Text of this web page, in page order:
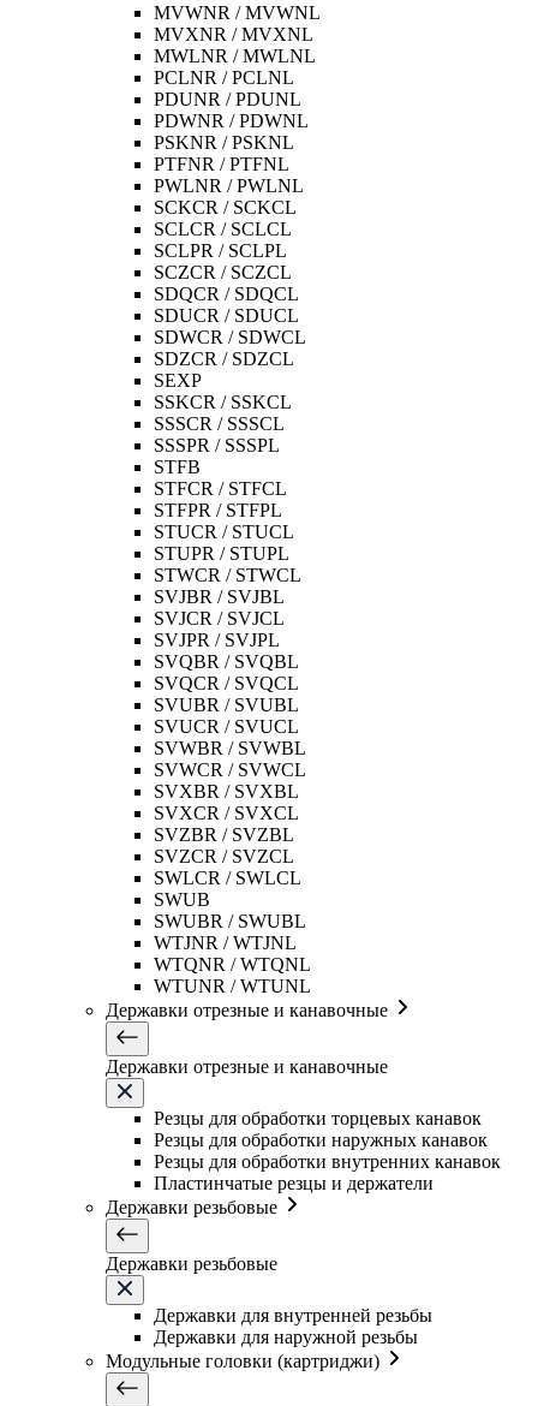
MVWNR / MVWNL
MVXNR / MVXNL
MWLNR / MWLNL
PCLNR / PCLNL
PDUNR / PDUNL
PDWNR / PDWNL
PSKNR / PSKNL
PTFNR / PTFNL
PWLNR / PWLNL
SCKCR / SCKCL
SCLCR / SCLCL
SCLPR / SCLPL
SCZCR / SCZCL
SDQCR / SDQCL
SDUCR / SDUCL
SDWCR / SDWCL
SDZCR / SDZCL
SEXP
SSKCR / SSKCL
SSSCR / SSSCL
SSSPR / SSSPL
STFB
STFCR / STFCL
STFPR / STFPL
STUCR / STUCL
STUPR / STUPL
STWCR / STWCL
SVJBR / SVJBL
SVJCR / SVJCL
SVJPR / SVJPL
SVQBR / SVQBL
SVQCR / SVQCL
SVUBR / SVUBL
SVUCR / SVUCL
SVWBR / SVWBL
SVWCR / SVWCL
SVXBR / SVXBL
SVXCR / SVXCL
SVZBR / SVZBL
SVZCR / SVZCL
SWLCR / SWLCL
SWUB
SWUBR / SWUBL
WTJNR / WTJNL
WTQNR / WTQNL
WTUNR / WTUNL
Державки отрезные и канавочные
Державки отрезные и канавочные
Резцы для обработки торцевых канавок
Резцы для обработки наружных канавок
Резцы для обработки внутренних канавок
Пластинчатые резцы и держатели
Державки резьбовые
Державки резьбовые
Державки для внутренней резьбы
Державки для наружной резьбы
Модульные головки (картриджи)